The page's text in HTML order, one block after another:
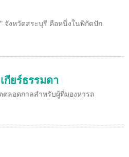
จังหวัดสระบุรี คือหนึ่งในพิกัดปัก
กียร์ธรรมดา
ตลอดกาลสำหรับผู้ที่มองหารถ